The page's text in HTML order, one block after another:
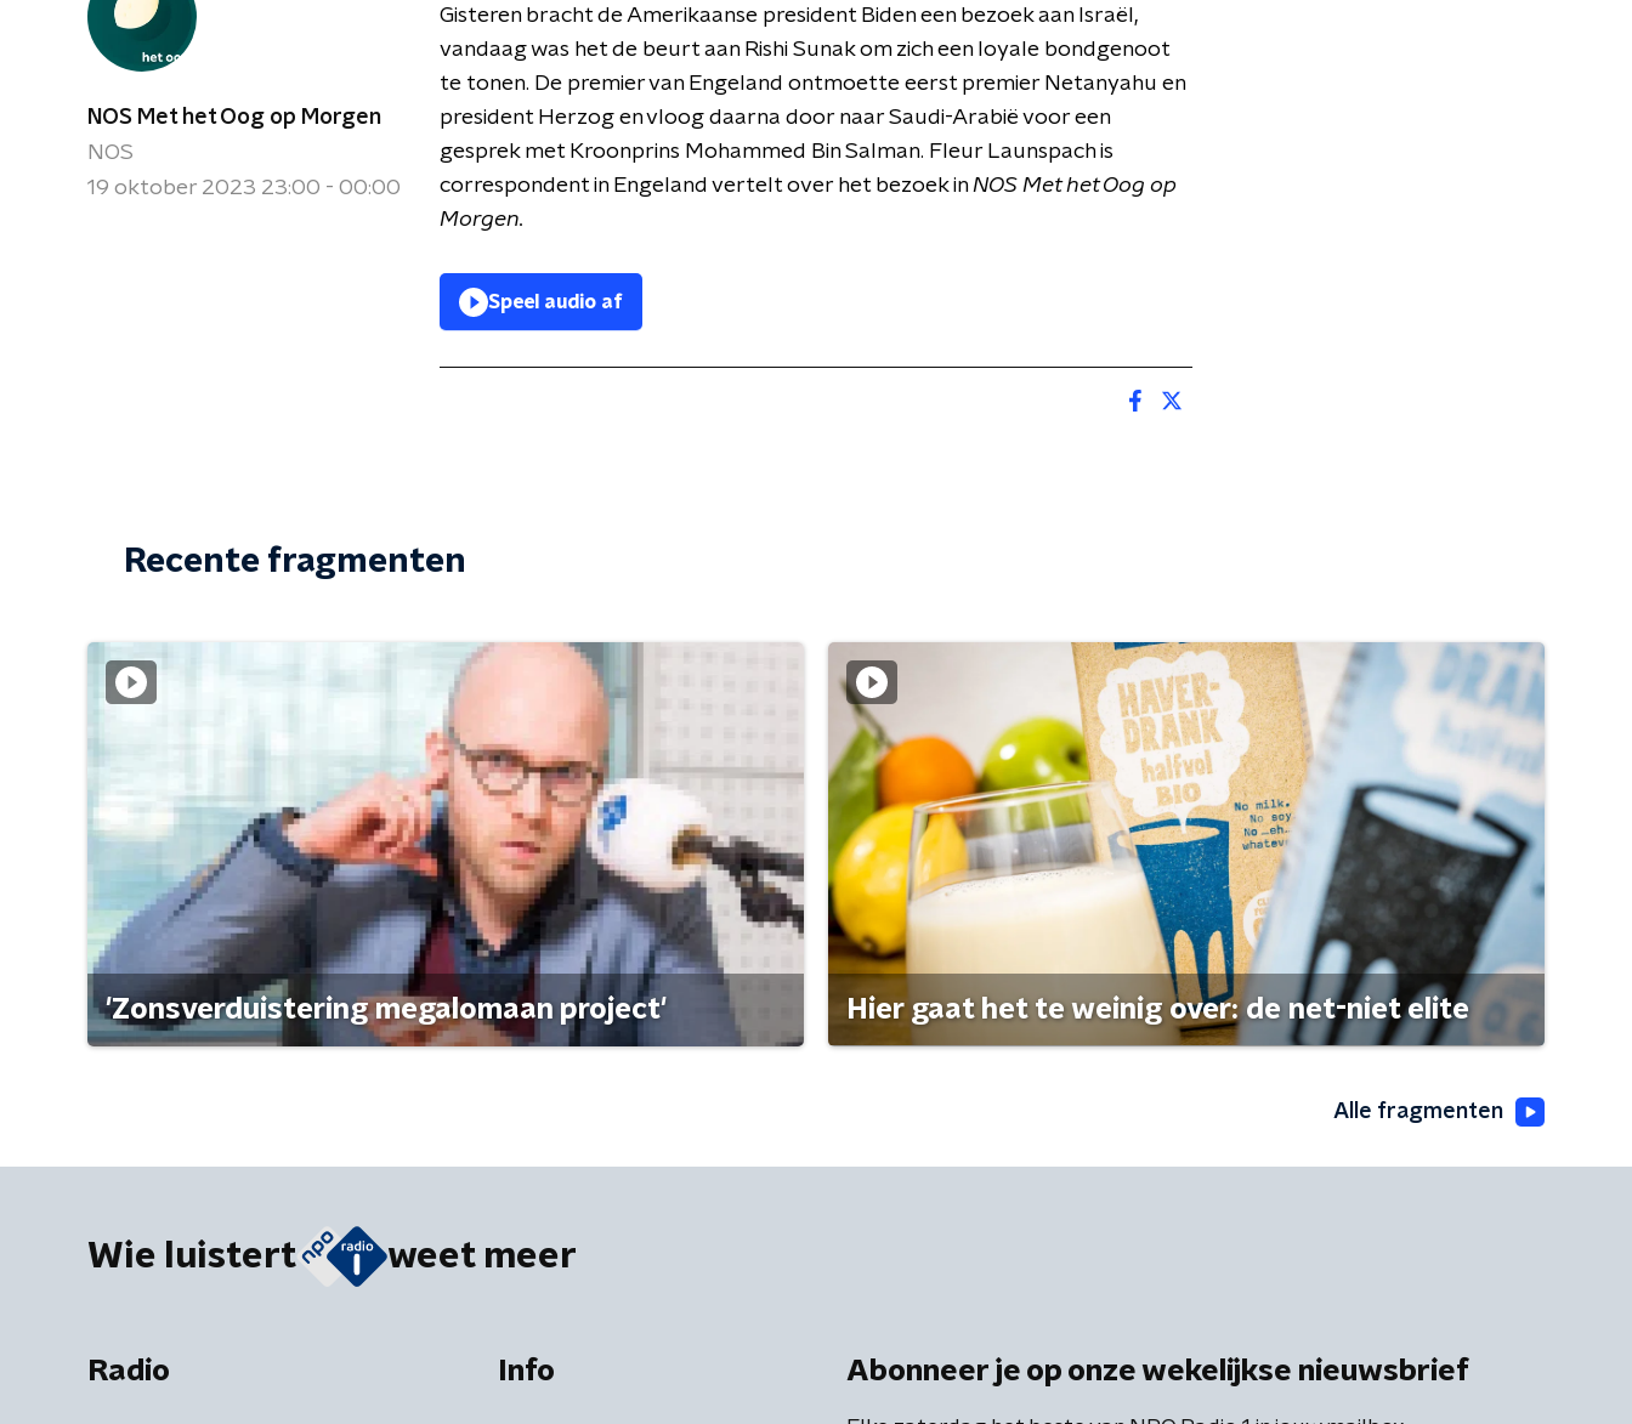
NOS Met het Oog op Morgen
NOS
19 oktober 2023 23:00 - 00:00
Gisteren bracht de Amerikaanse president Biden een bezoek aan Israël,
vandaag was het de beurt aan Rishi Sunak om zich een loyale bondgenoot
te tonen. De premier van Engeland ontmoette eerst premier Netanyahu en
president Herzog en vloog daarna door naar Saudi-Arabië voor een
gesprek met Kroonprins Mohammed Bin Salman. Fleur Launspach is
correspondent in Engeland vertelt over het bezoek inNOS Met het Oog op
Morgen.
Speel audio af
Recente fragmenten
'Zonsverduistering megalomaan project' Hier gaat het te weinig over: de net-niet elite
Alle fragmenten
Wie luistert weet meer
Radio Info Abonneer je op onze wekelijkse nieuwsbrief